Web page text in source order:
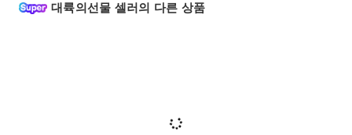
대륙의선물 셀러의 다른 상품